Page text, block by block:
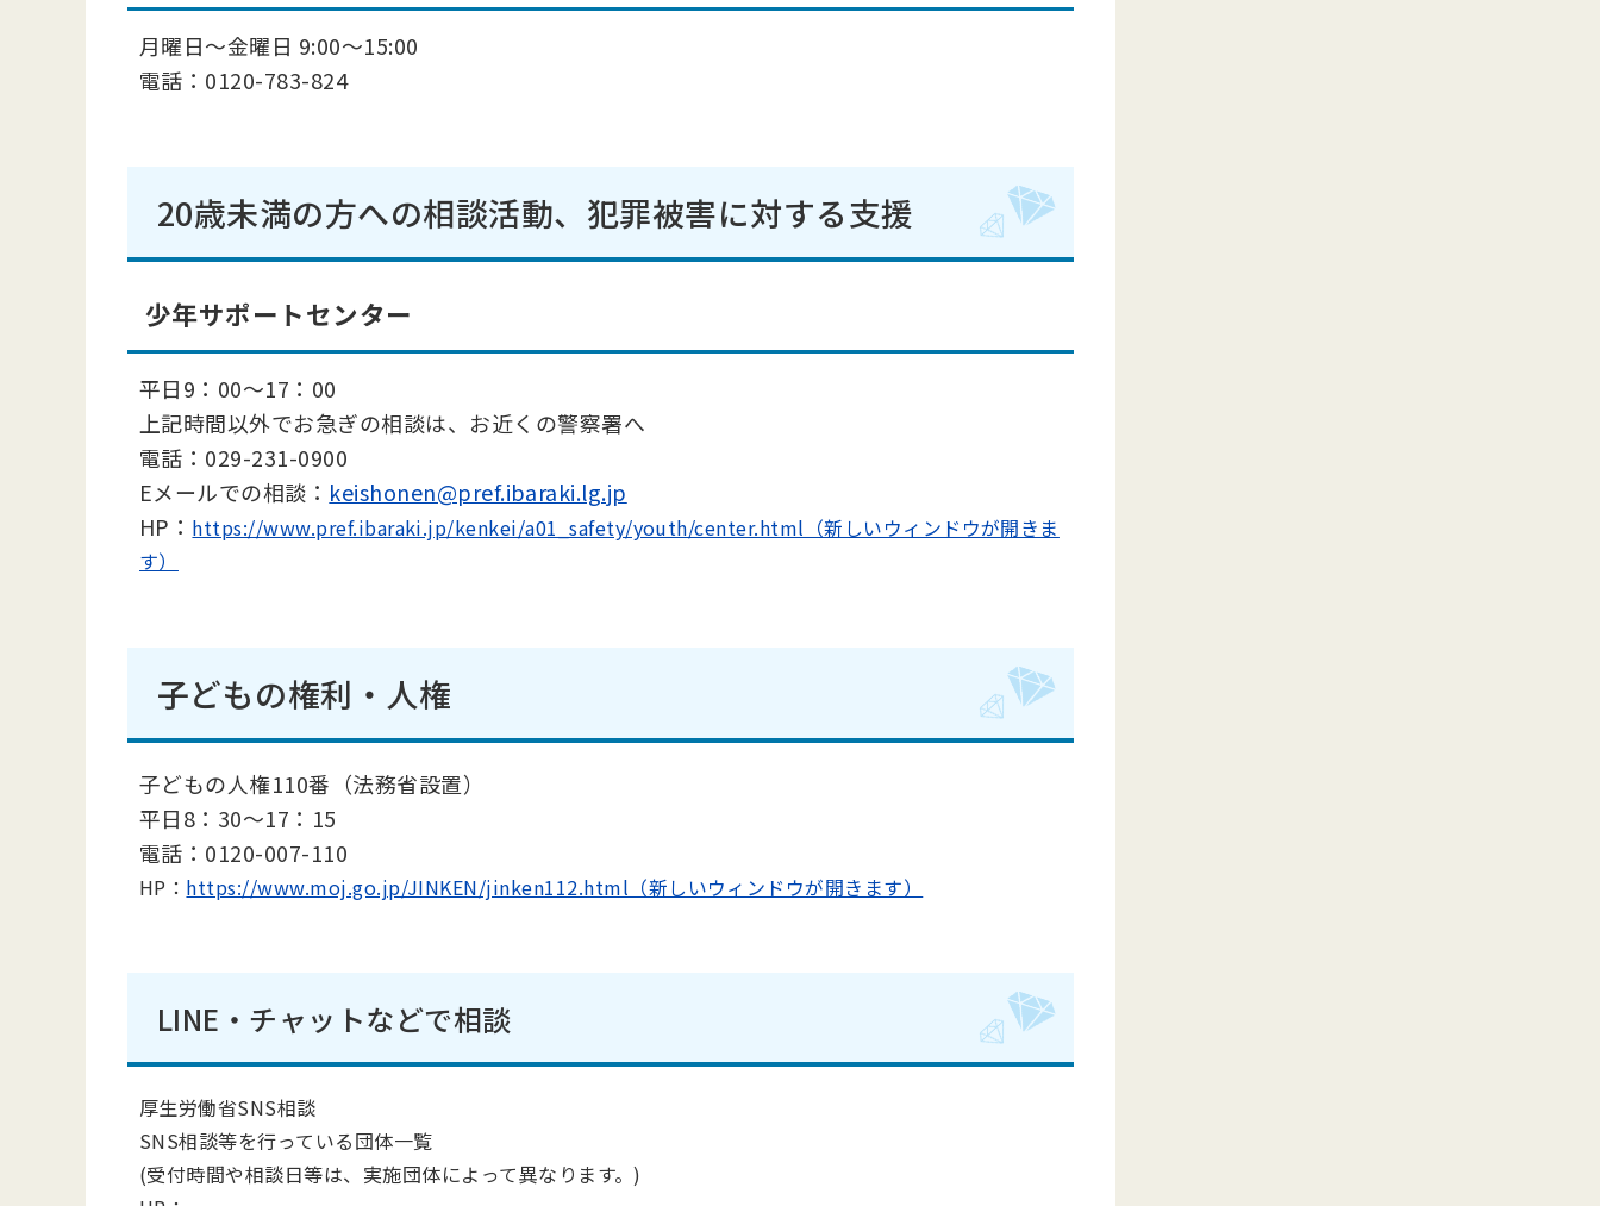
月曜日～金曜日 9:00～15:00
電話：0120-783-824
20歳未満の方への相談活動、犯罪被害に対する支援
少年サポートセンター
平日9：00～17：00
上記時間以外でお急ぎの相談は、お近くの警察署へ
電話：029-231-0900
Eメールでの相談： keishonen@pref.ibaraki.lg.jp
HP： https://www.pref.ibaraki.jp/kenkei/a01_safety/youth/center.html（新しいウィンドウが開きま
す）
子どもの権利・人権
子どもの人権110番（法務省設置）
平日8：30～17：15
電話：0120-007-110
HP： https://www.moj.go.jp/JINKEN/jinken112.html（新しいウィンドウが開きます）
LINE・チャットなどで相談
厚生労働省SNS相談
SNS相談等を行っている団体一覧
(受付時間や相談日等は、実施団体によって異なります。)